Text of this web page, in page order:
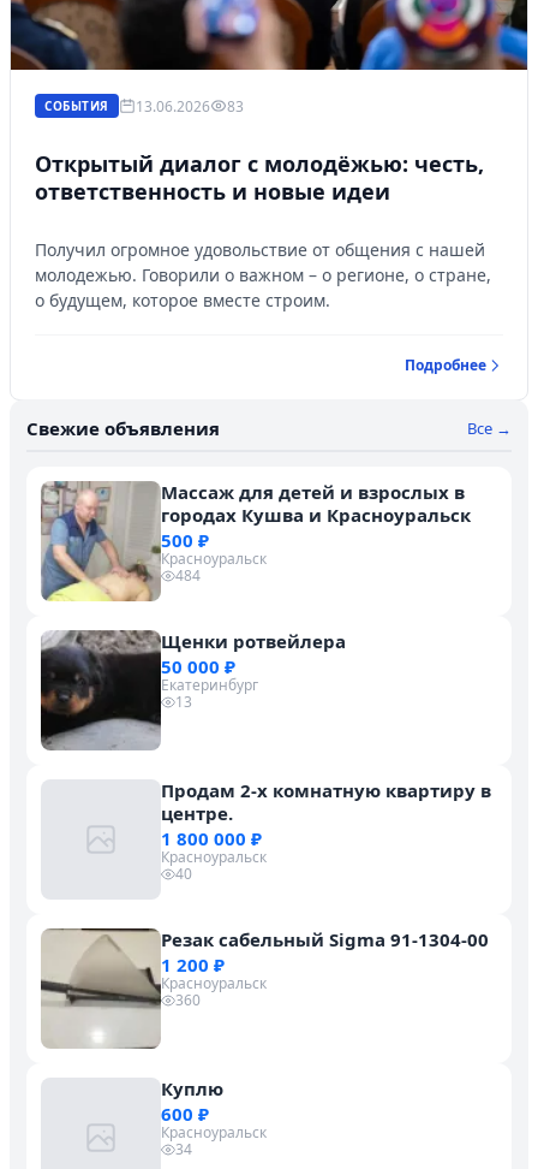
СОБЫТИЯ 13.06.2026 83
Открытый диалог с молодёжью: честь,
ответственность и новые идеи
Получил огромное удовольствие от общения с нашей
молодежью. Говорили о важном – о регионе, о стране,
о будущем, которое вместе строим.
Подробнее
Свежие объявления Все →
Массаж для детей и взрослых в
городах Кушва и Красноуральск
500 ₽
Красноуральск
484
Щенки ротвейлера
50 000 ₽
Екатеринбург
13
Продам 2-х комнатную квартиру в
центре.
1 800 000 ₽
Красноуральск
40
Резак сабельный Sigma 91-1304-00
1 200 ₽
Красноуральск
360
Куплю
600 ₽
Красноуральск
34